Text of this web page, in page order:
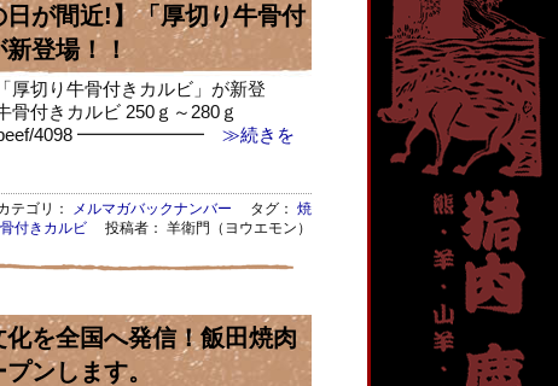
日が間近!】「厚切り牛骨付
登場！！
厚切り牛骨付きカルビ」が新登
骨付きカルビ 250ｇ～280ｇ
c/beef/4098 ━━━━━━━≫続きを
ゴリ： メルマガバックナンバー タグ： 焼
骨付きカルビ 投稿者： 羊衛門（ヨウエモン）
を全国へ発信！飯田焼肉
ンします。